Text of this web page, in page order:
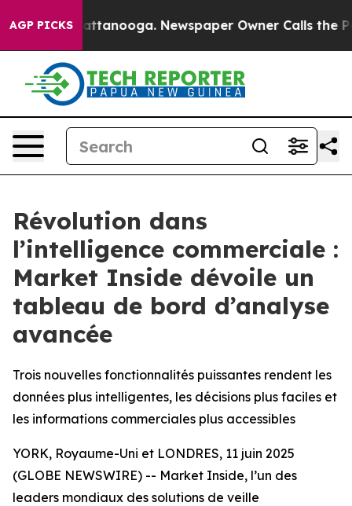
AGP PICKS
in Chattanooga. Newspaper Owner Calls the
Révolution dans
l’intelligence commerciale :
Market Inside dévoile un
tableau de bord d’analyse
avancée
Trois nouvelles fonctionnalités puissantes rendent les
données plus intelligentes, les décisions plus faciles et
les informations commerciales plus accessibles
YORK, Royaume-Uni et LONDRES, 11 juin 2025
(GLOBE NEWSWIRE) -- Market Inside, l’un des
leaders mondiaux des solutions de veille